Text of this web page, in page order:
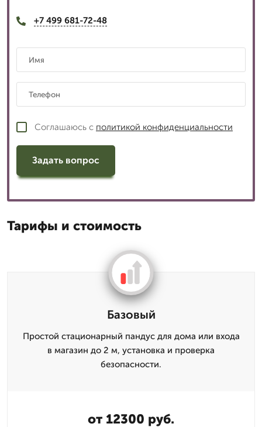
+7 499 681-72-48
Соглашаюсь с политикой конфиденциальности
Задать вопрос
Тарифы и стоимость
Базовый
Простой стационарный пандус для дома или входа
в магазин до 2 м, установка и проверка
безопасности.
от 12300 руб.